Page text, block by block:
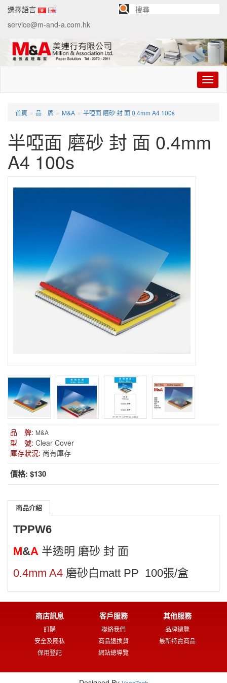
選擇語言
service@m-and-a.com.hk
切
换
首頁 » 品 牌 » M&A » 半啞面 磨砂 封 面 0.4mm A4 100s
半啞面 磨砂 封 面 0.4mm
A4 100s
品 牌: M&A
型 號: Clear Cover
庫存狀況: 尚有庫存
價格: $130
商品介紹
TPPW6
M&A 半透明 磨砂 封 面
0.4mm A4 磨砂白matt PP 100張/盒
商店訊息
訂購
安全及隱私
保用登記
客戶服務
聯絡我們
商品退換貨
網站總導覽
其他服務
品牌總覽
最新特賣商品